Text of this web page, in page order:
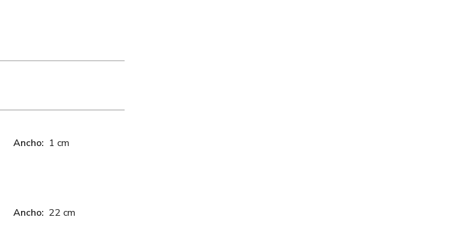
Ancho: 1 cm
Ancho: 22 cm